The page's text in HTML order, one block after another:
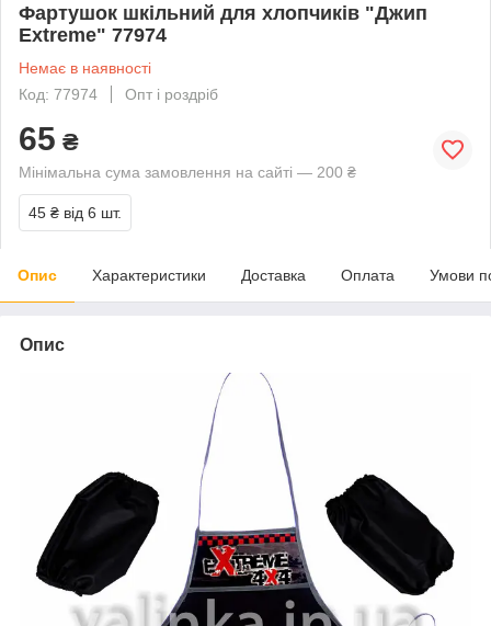
Фартушок шкільний для хлопчиків "Джип
Extreme" 77974
Немає в наявності
Код: 77974
Опт і роздріб
65 ₴
Мінімальна сума замовлення на сайті — 200 ₴
45 ₴ від 6 шт.
Опис Характеристики Доставка Оплата Умови
Опис